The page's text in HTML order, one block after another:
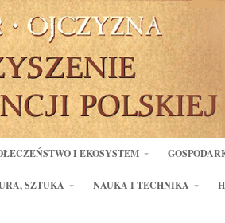
I EKOSYSTEM
SZTUKA NAUKA I TECHNIKA